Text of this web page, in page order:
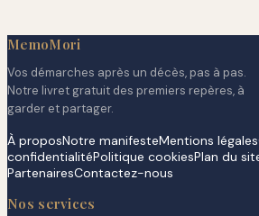
MemoMori
Vos démarches après un décès, pas à pas.
Notre livret gratuit des premiers repères, à
garder et partager.
À proposNotre manifesteMentions légales
confidentialitéPolitique cookiesPlan du
PartenairesContactez-nous
Nos services